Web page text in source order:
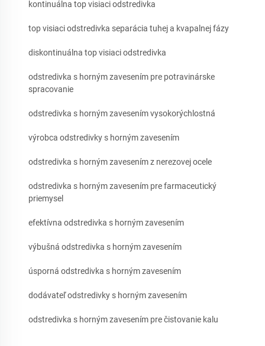
kontinuálna top visiaci odstredivka
top visiaci odstredivka separácia tuhej a kvapalnej fázy
diskontinuálna top visiaci odstredivka
odstredivka s horným zavesením pre potravinárske
spracovanie
odstredivka s horným zavesením vysokorýchlostná
výrobca odstredivky s horným zavesením
odstredivka s horným zavesením z nerezovej ocele
odstredivka s horným zavesením pre farmaceutický
priemysel
efektívna odstredivka s horným zavesením
výbušná odstredivka s horným zavesením
úsporná odstredivka s horným zavesením
dodávateľ odstredivky s horným zavesením
odstredivka s horným zavesením pre čistovanie kalu